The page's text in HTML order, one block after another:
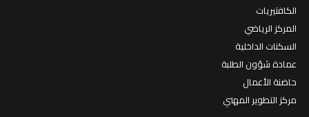
الكافتيريات
المركز الرياضي
السكنات الداخلية
عمادة شؤون الطلبة
حاضنة الأعمال
مركز التطوير المهني